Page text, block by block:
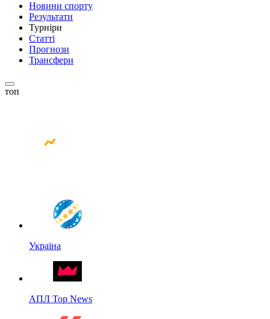
Новини спорту
Результати
Турніри
Статті
Прогнози
Трансфери
топ
Україна
АПЛ Top News